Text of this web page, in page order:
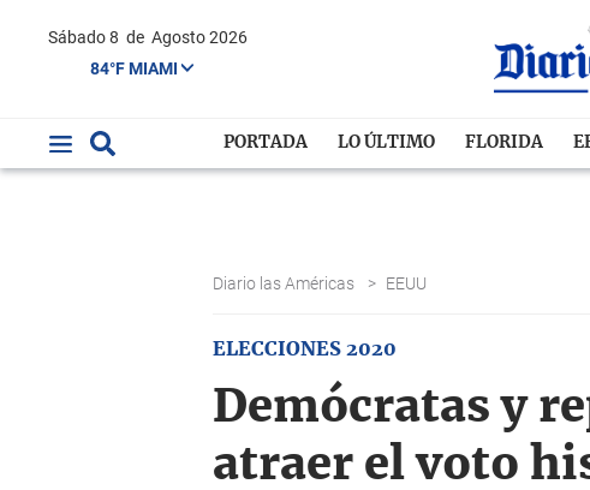
Sábado 8 de Agosto 2026
84°F MIAMI
PORTADA LO ÚLTIMO FLORIDA
Diario las Américas > EEUU
ELECCIONES 2020
Demócratas y
atraer el voto